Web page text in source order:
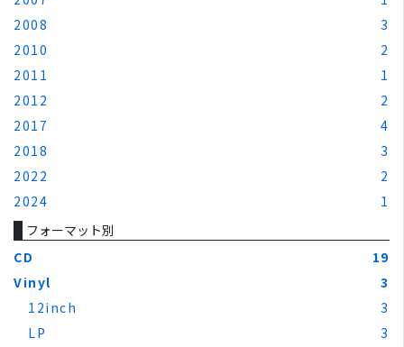
2008
3
2010
2
2011
1
2012
2
2017
4
2018
3
2022
2
2024
1
フォーマット別
CD
19
Vinyl
3
12inch
3
LP
3